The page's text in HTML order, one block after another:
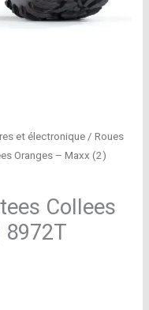
et électronique /Roues
Oranges – Maxx (2)
Collees
8972T